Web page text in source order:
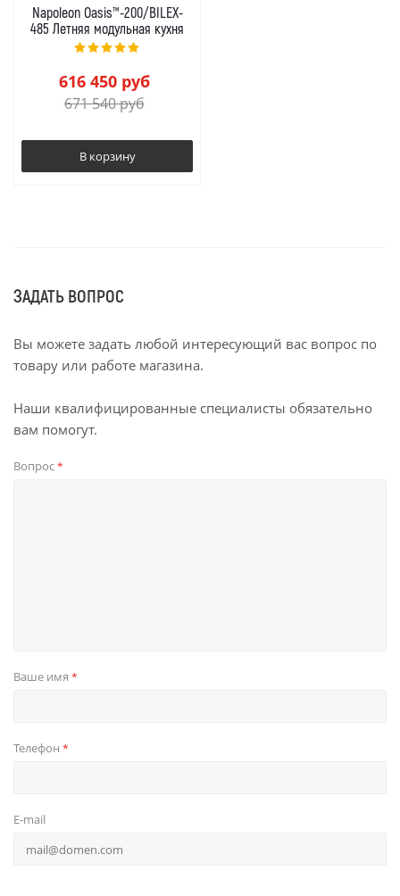
Napoleon Oasis™-200/BILEX-
485 Летняя модульная кухня
616 450руб
671 540руб
В корзину
ЗАДАТЬ ВОПРОС
Вы можете задать любой интересующий вас вопрос по
товару или работе магазина.
Наши квалифицированные специалисты обязательно
вам помогут.
Вопрос*
Ваше имя *
Телефон *
E-mail